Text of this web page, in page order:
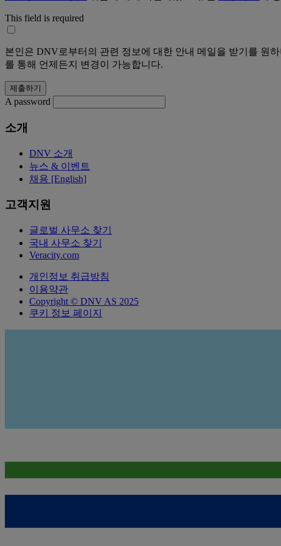
This field is required
본인은 DNV로부터의 관련 정보에 대한 안내 메일을 받기를 원
를 통해 언제든지 변경이 가능합니다.
A password
소개
DNV 소개
뉴스 & 이벤트
채용 [English]
고객지원
글로벌 사무소 찾기
국내 사무소 찾기
Veracity.com
개인정보 취급방침
이용약관
Copyright © DNV AS 2025
쿠키 정보 페이지